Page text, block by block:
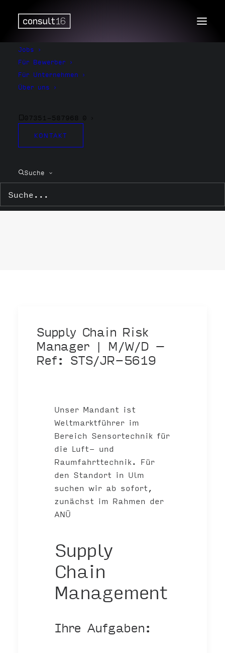
Jobs
Für Bewerber
Für Unternehmen
Über uns
07351-587968 0
KONTAKT
Suche
Supply Chain
Supply Chain Risk
Manager | M/W/D –
Ref: STS/JR-5619
Unser Mandant ist
Weltmarktführer im
Bereich Sensortechnik für
die Luft- und
Raumfahrttechnik. Für
den Standort in Ulm
suchen wir ab sofort,
zunächst im Rahmen der
ANÜ
Supply
Chain
Management
Ihre Aufgaben: